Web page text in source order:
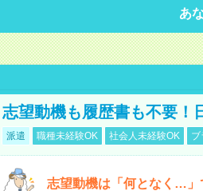
あ
志望動機も履歴書も不要！
派遣 職種未経験OK 社会人未経験OK ブ
志望動機は「何となく…」